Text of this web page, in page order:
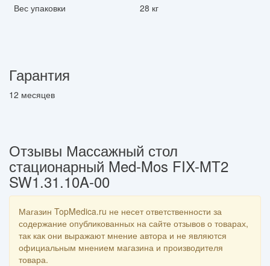
Вес упаковки
28 кг
Гарантия
12 месяцев
Отзывы Массажный стол
стационарный Med-Mos FIX-MT2
SW1.31.10A-00
Магазин TopMedica.ru не несет ответственности за
содержание опубликованных на сайте отзывов о товарах,
так как они выражают мнение автора и не являются
официальным мнением магазина и производителя
товара.